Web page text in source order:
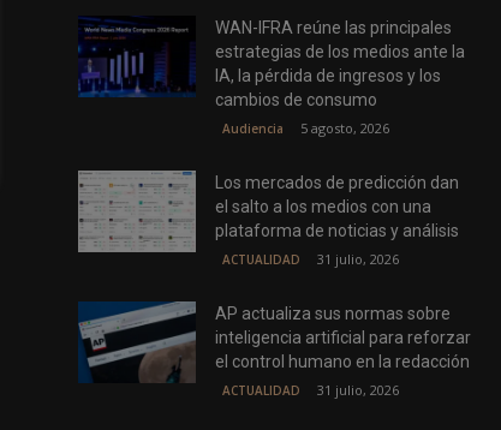
WAN-IFRA reúne las principales
estrategias de los medios ante la
IA, la pérdida de ingresos y los
cambios de consumo
Audiencia 5 agosto, 2026
Los mercados de predicción dan
el salto a los medios con una
plataforma de noticias y análisis
ACTUALIDAD 31 julio, 2026
AP actualiza sus normas sobre
inteligencia artificial para reforzar
el control humano en la redacción
ACTUALIDAD 31 julio, 2026